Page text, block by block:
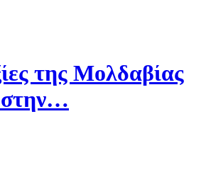
της Μολδαβίας
στην…